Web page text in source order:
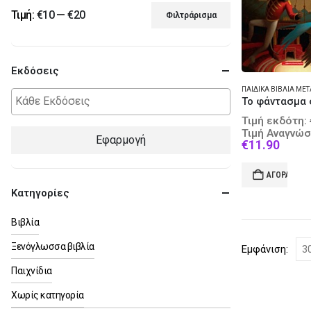
Τιμή εκδότη:
Τιμή
€11.90
is:
ΑΓΟΡΆ
Εμφάνιση:
Ελάχιστη
τιμή
Μέγιστη
τιμή
Φιλτράρισμα
Τιμή: €10—€20
Εκδόσεις
Εφαρμογή
Κατηγορίες
Βιβλία
Ξενόγλωσσα βιβλία
Παιχνίδια
Χωρίς κατηγορία